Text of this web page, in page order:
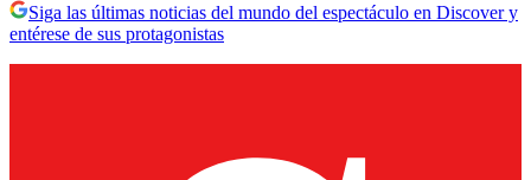
Siga las últimas noticias del mundo del espectáculo en Discover y
entérese de sus protagonistas